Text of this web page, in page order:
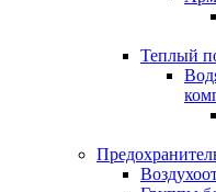
Теплый